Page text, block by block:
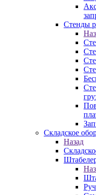
Стенды
Складское
Назад